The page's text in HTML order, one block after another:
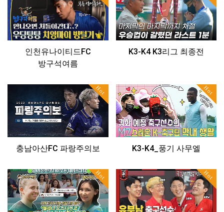
인천유나이티드FC
방구석여름
K3-K4 K3리그 최종전
Hot
충남아산FC 파랑주의보
Hot
K3-K4_풍기 사무엘
Hot Hot